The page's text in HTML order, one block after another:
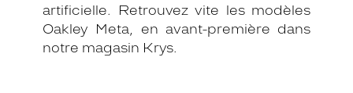
artificielle. Retrouvez vite les modèles
Oakley Meta, en avant-première dans
notre magasin Krys.